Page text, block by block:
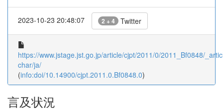
2023-10-23 20:48:07 2 + 4 Twitter
https://www.jstage.jst.go.jp/article/cjpt/2011/0/2011_Bf0848/
char/ja/
(info:doi/10.14900/cjpt.2011.0.Bf0848.0)
言及状況